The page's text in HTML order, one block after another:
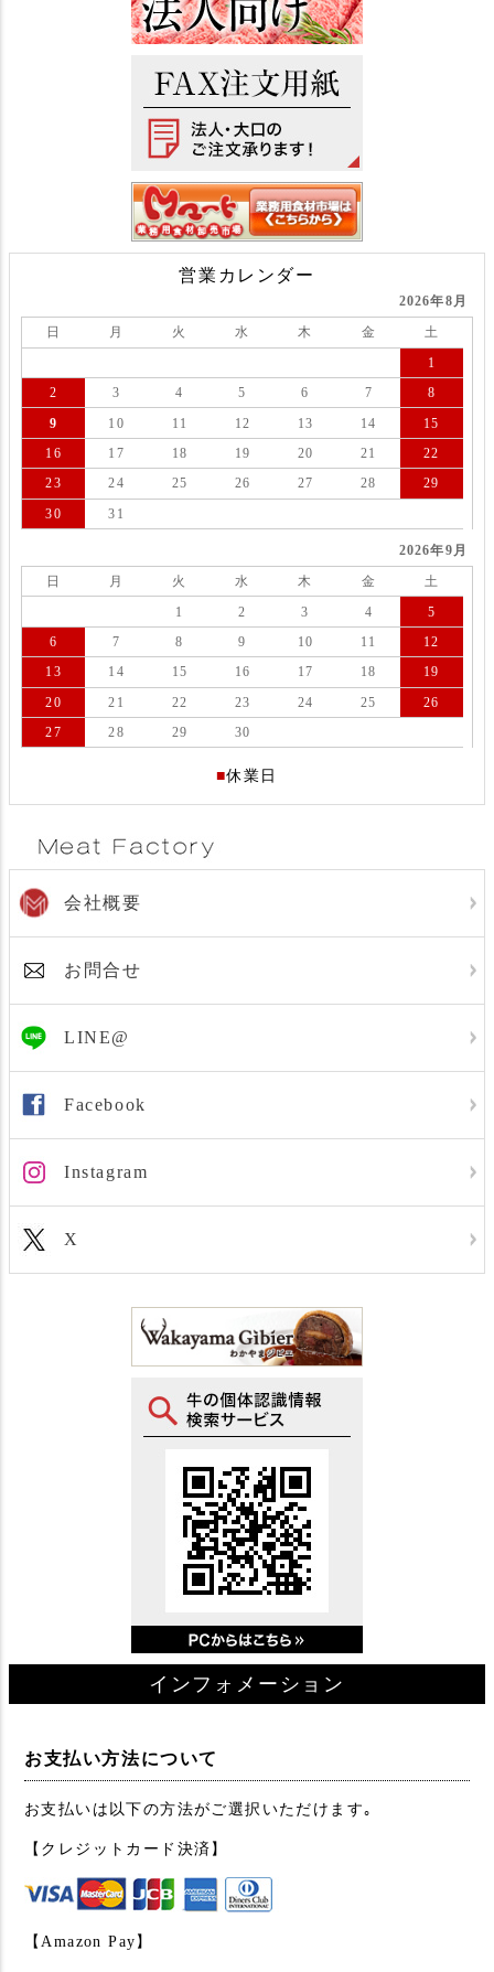
営業カレンダー
2026年8月
日 月 火 水 木 金
土
1
2
3 4 5 6 7
8
9
10 11 12 13 14
15
16
17 18 19 20 21
22
23
24 25 26 27 28
29
30
31
2026年9月
日 月 火 水 木 金
土
1
2 3 4
5
6
7 8 9 10 11
12
13
14 15 16 17 18
19
20
21 22 23 24 25
26
27
28 29 30
■休業日
会社概要
お問合せ
LINE@
Facebook
Instagram
X
インフォメーション
お支払い方法について
お支払いは以下の方法がご選択いただけます｡
【クレジットカード決済】
【Amazon Pay】